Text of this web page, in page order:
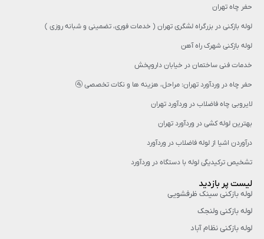
حفر چاه تهران
لوله بازکنی در بزرگراه لشگری تهران ( خدمات فوری، تضمینی و شبانه روزی )
لوله بازکنی شهرک راه آهن
خدمات فنی ساختمان در خیابان داروپخش
حفر چاه در وردآورد تهران: مراحل، هزینه‌ ها و نکات تخصصی 🚰
لایروبی چاه فاضلاب در وردآورد تهران
بهترین لوله کشی در وردآورد تهران
درآوردن اشیا از لوله فاضلاب در وردآورد
تشخیص ترکیدیگی لوله با دستگاه در وردآورد
لیست پر بازدید
لوله بازکنی سینک ظرفشویی
لوله بازکنی ولنجک
لوله بازکنی نظام آباد